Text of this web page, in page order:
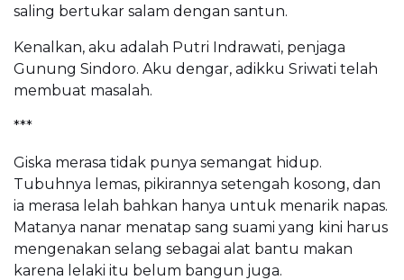
saling bertukar salam dengan santun.
Kenalkan, aku adalah Putri Indrawati, penjaga
Gunung Sindoro. Aku dengar, adikku Sriwati telah
membuat masalah.
***
Giska merasa tidak punya semangat hidup.
Tubuhnya lemas, pikirannya setengah kosong, dan
ia merasa lelah bahkan hanya untuk menarik napas.
Matanya nanar menatap sang suami yang kini harus
mengenakan selang sebagai alat bantu makan
karena lelaki itu belum bangun juga.